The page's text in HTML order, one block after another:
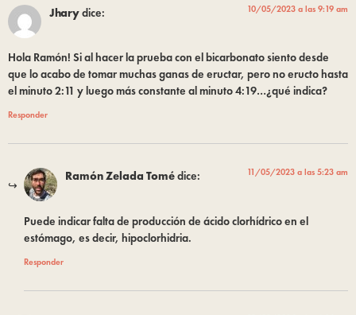
Jharydice: 10/05/2023 a las 9:19 am
Hola Ramón! Si al hacer la prueba con el bicarbonato siento desde
que lo acabo de tomar muchas ganas de eructar, pero no eructo hasta
el minuto 2:11 y luego más constante al minuto 4:19…¿qué indica?
Responder
Ramón Zelada Tomédice: 11/05/2023 a las 5:23 am
Puede indicar falta de producción de ácido clorhídrico en el
estómago, es decir, hipoclorhidria.
Responder